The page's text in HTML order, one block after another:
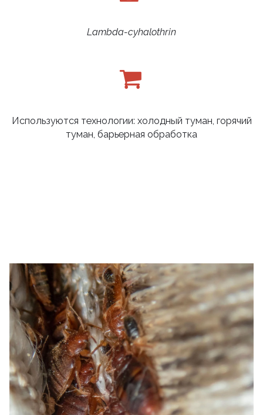
Lambda-cyhalothrin
Используются технологии: холодный туман, горячий
туман, барьерная обработка